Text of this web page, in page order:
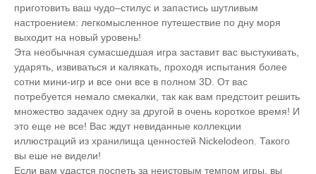
приготовить ваш чудо–стилус и запастись шутливым
настроением: легкомысленное путешествие по дну моря
выходит на новый уровень!
Эта необычная сумасшедшая игра заставит вас выстукивать,
ударять, извиваться и калякать, проходя испытания более
сотни мини-игр и все они все в полном 3D. От вас
потребуется немало смекалки, так как вам предстоит решить
множество задачек одну за другой в очень короткое время! И
это еще не все! Вас ждут невиданные коллекции
иллюстраций из хранилища ценностей Nickelodeon. Такого
вы еше не видели!
Если вам удастся поспеть за неистовым темпом игры, вы